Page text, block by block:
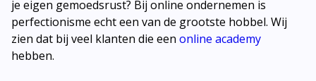
je eigen gemoedsrust? Bij online ondernemen is
perfectionisme echt een van de grootste hobbel. Wij
zien dat bij veel klanten die een online academy
hebben.